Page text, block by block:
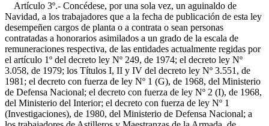
Artículo 3º.- Concédese, por una sola vez, un aguinaldo de
Navidad, a los trabajadores que a la fecha de publicación de esta ley
desempeñen cargos de planta o a contrata o sean personas
contratadas a honorarios asimilados a un grado de la escala de
remuneraciones respectiva, de las entidades actualmente regidas por
el artículo 1º del decreto ley Nº 249, de 1974; el decreto ley Nº
3.058, de 1979; los Títulos I, II y IV del decreto ley Nº 3.551, de
1981; el decreto con fuerza de ley Nº 1 (G), de 1968, del Ministerio
de Defensa Nacional; el decreto con fuerza de ley Nº 2 (I), de 1968,
del Ministerio del Interior; el decreto con fuerza de ley Nº 1
(Investigaciones), de 1980, del Ministerio de Defensa Nacional; a